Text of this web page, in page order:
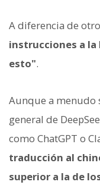
A diferencia de
instrucciones a
esto".
Aunque a menudo
general de
como ChatGPT o
traducción al
superior a la de